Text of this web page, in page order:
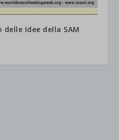
Idee della SAM